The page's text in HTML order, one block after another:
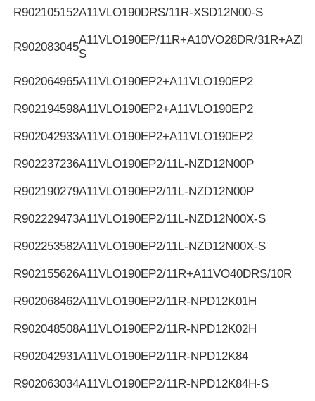
R902105152A11VLO190DRS/11R-XSD12N00-S
R902083045
A11VLO190EP/11R+A10VO28DR/
S
R902064965A11VLO190EP2+A11VLO190EP2
R902194598A11VLO190EP2+A11VLO190EP2
R902042933A11VLO190EP2+A11VLO190EP2
R902237236A11VLO190EP2/11L-NZD12N00P
R902190279A11VLO190EP2/11L-NZD12N00P
R902229473A11VLO190EP2/11L-NZD12N00X-S
R902253582A11VLO190EP2/11L-NZD12N00X-S
R902155626A11VLO190EP2/11R+A11VO40DRS/10R
R902068462A11VLO190EP2/11R-NPD12K01H
R902048508A11VLO190EP2/11R-NPD12K02H
R902042931A11VLO190EP2/11R-NPD12K84
R902063034A11VLO190EP2/11R-NPD12K84H-S